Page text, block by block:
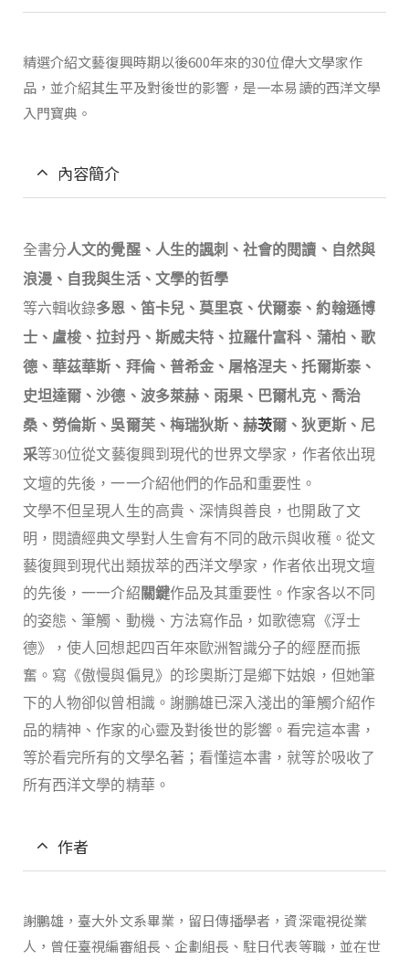
精選介紹文藝復興時期以後600年來的30位偉大文學家作
品，並介紹其生平及對後世的影響，是一本易讀的西洋文學
入門寶典。
內容簡介
全書分人文的覺醒、人生的諷刺、社會的閱讀、自然與
浪漫、自我與生活、文學的哲學
等六輯收錄多恩、笛卡兒、莫里哀、伏爾泰、約翰遜博
士、盧梭、拉封丹、斯威夫特、拉羅什富科、蒲柏、歌
德、華茲華斯、拜倫、普希金、屠格涅夫、托爾斯泰、
史坦達爾、沙德、波多萊赫、雨果、巴爾札克、喬治
桑、勞倫斯、吳爾芙、梅瑞狄斯、赫茨爾、狄更斯、尼
采等30位從文藝復興到現代的世界文學家 ，作者依出現
文壇的先後，一一介紹他們的作品和重要性。
文學不但呈現人生的高貴 、 深情與善良，也開啟了文
明，閱讀經典文學對人生會有不同的啟示與收穫。 從文
藝復興到現代出類拔萃的西洋文學家 ，作者依出現文壇
的先後，一一介紹 關鍵作品及其重要性。作家各以不同
的姿態 、筆觸 、 動機 、 方法寫作品，如歌德寫 《浮士
德》
，使人回想起四百年來歐洲智識分子的經歷而振
奮。寫 《傲慢與偏見》 的珍奧斯汀是鄉下姑娘，但她筆
下的人物卻似曾相識。謝鵬雄已深入淺出的筆觸介紹作
品的精神 、作家的心靈及對後世的影響。看完這本書，
等於看完所有的文學名著；看懂這本書，就等於吸收了
所有西洋文學的精華。
作者
謝鵬雄，臺大外文系畢業，留日傳播學者，資深電視從業
人，曾任臺視編審組長、企劃組長、駐日代表等職，並在世